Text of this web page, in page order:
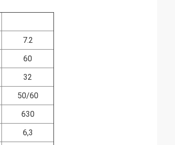
7.2
60
32
50/60
630
6,3